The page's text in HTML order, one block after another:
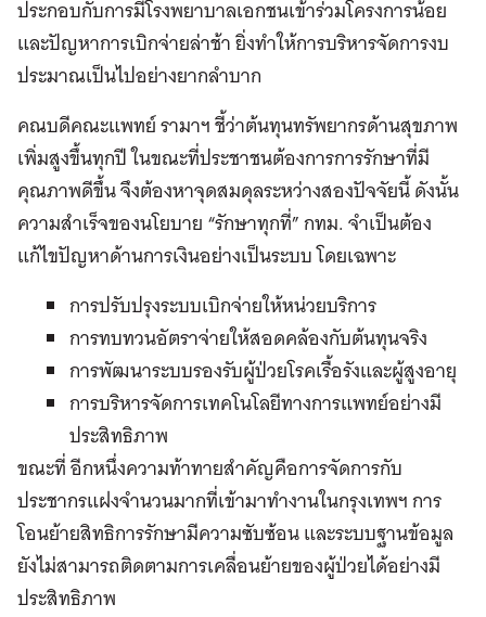
ประกอบกับการมีโรงพยาบาลเอกชนเข้าร่วมโครงการน้อย
และปัญหาการเบิกจ่ายล่าช้า ยิ่งทำให้การบริหารจัดการงบ
ประมาณเป็นไปอย่างยากลำบาก
คณบดีคณะแพทย์ รามาฯ ชี้ว่าต้นทุนทรัพยากรด้านสุขภาพ
เพิ่มสูงขึ้นทุกปี ในขณะที่ประชาชนต้องการการรักษาที่มี
คุณภาพดีขึ้น จึงต้องหาจุดสมดุลระหว่างสองปัจจัยนี้ ดังนั้น
ความสำเร็จของนโยบาย “รักษาทุกที่” กทม. จำเป็นต้อง
แก้ไขปัญหาด้านการเงินอย่างเป็นระบบ โดยเฉพาะ
การปรับปรุงระบบเบิกจ่ายให้หน่วยบริการ
การทบทวนอัตราจ่ายให้สอดคล้องกับต้นทุนจริง
การพัฒนาระบบรองรับผู้ป่วยโรคเรื้อรังและผู้สูงอายุ
การบริหารจัดการเทคโนโลยีทางการแพทย์อย่างมี
ประสิทธิภาพ
ขณะที่ อีกหนึ่งความท้าทายสำคัญคือการจัดการกับ
ประชากรแฝงจำนวนมากที่เข้ามาทำงานในกรุงเทพฯ การ
โอนย้ายสิทธิการรักษามีความซับซ้อน และระบบฐานข้อมูล
ยังไม่สามารถติดตามการเคลื่อนย้ายของผู้ป่วยได้อย่างมี
ประสิทธิภาพ